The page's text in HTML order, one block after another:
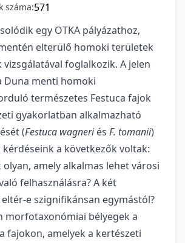
száma:571
egy OTKA pályázathoz,
elterülő homoki területek
foglalkozik. A jelen
Duna menti homoki
természetes Festuca fajok
gyakorlatban alkalmazható
(Festuca wagneriés F. tomanii)
kérdéseink a következők voltak:
amely alkalmas lehet városi
felhasználásra? A két
e szignifikánsan egymástól?
morfotaxonómiai bélyegek a
fajokon, amelyek a kertészeti